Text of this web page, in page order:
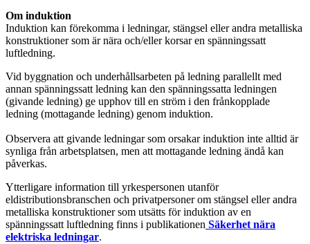
Om induktion
Induktion kan förekomma i ledningar, stängsel eller andra metalliska
konstruktioner som är nära och/eller korsar en spänningssatt
luftledning.
Vid byggnation och underhållsarbeten på ledning parallellt med
annan spänningssatt ledning kan den spänningssatta ledningen
(givande ledning) ge upphov till en ström i den frånkopplade
ledning (mottagande ledning) genom induktion.
Observera att givande ledningar som orsakar induktion inte alltid är
synliga från arbetsplatsen, men att mottagande ledning ändå kan
påverkas.
Ytterligare information till yrkespersonen utanför
eldistributionsbranschen och privatpersoner om stängsel eller andra
metalliska konstruktioner som utsätts för induktion av en
spänningssatt luftledning finns i publikationen Säkerhet nära
elektriska ledningar.